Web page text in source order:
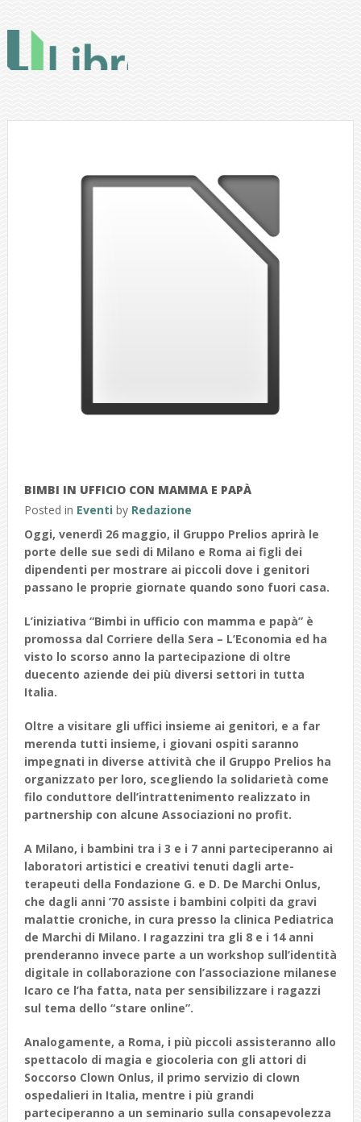
BIMBI IN UFFICIO CON MAMMA E PAPÀ
Posted in Eventi by Redazione
Oggi, venerdì 26 maggio, il Gruppo Prelios aprirà le
porte delle sue sedi di Milano e Roma ai figli dei
dipendenti per mostrare ai piccoli dove i genitori
passano le proprie giornate quando sono fuori casa.
L’iniziativa “Bimbi in ufficio con mamma e papà” è
promossa dal Corriere della Sera – L’Economia ed ha
visto lo scorso anno la partecipazione di oltre
duecento aziende dei più diversi settori in tutta
Italia.
Oltre a visitare gli uffici insieme ai genitori, e a far
merenda tutti insieme, i giovani ospiti saranno
impegnati in diverse attività che il Gruppo Prelios ha
organizzato per loro, scegliendo la solidarietà come
filo conduttore dell’intrattenimento realizzato in
partnership con alcune Associazioni no profit.
A Milano, i bambini tra i 3 e i 7 anni parteciperanno ai
laboratori artistici e creativi tenuti dagli arte-
terapeuti della Fondazione G. e D. De Marchi Onlus,
che dagli anni ’70 assiste i bambini colpiti da gravi
malattie croniche, in cura presso la clinica Pediatrica
de Marchi di Milano. I ragazzini tra gli 8 e i 14 anni
prenderanno invece parte a un workshop sull’identità
digitale in collaborazione con l’associazione milanese
Icaro ce l’ha fatta, nata per sensibilizzare i ragazzi
sul tema dello “stare online”.
Analogamente, a Roma, i più piccoli assisteranno allo
spettacolo di magia e giocoleria con gli attori di
Soccorso Clown Onlus, il primo servizio di clown
ospedalieri in Italia, mentre i più grandi
parteciperanno a un seminario sulla consapevolezza